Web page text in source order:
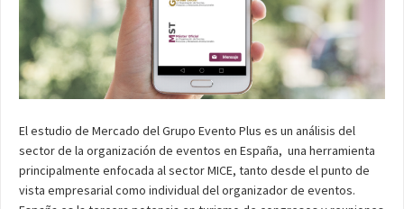
El estudio de Mercado del Grupo Evento Plus es un análisis del
sector de la organización de eventos en España, una herramienta
principalmente enfocada al sector MICE, tanto desde el punto de
vista empresarial como individual del organizador de eventos.